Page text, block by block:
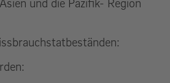
und die Pazifik- Region